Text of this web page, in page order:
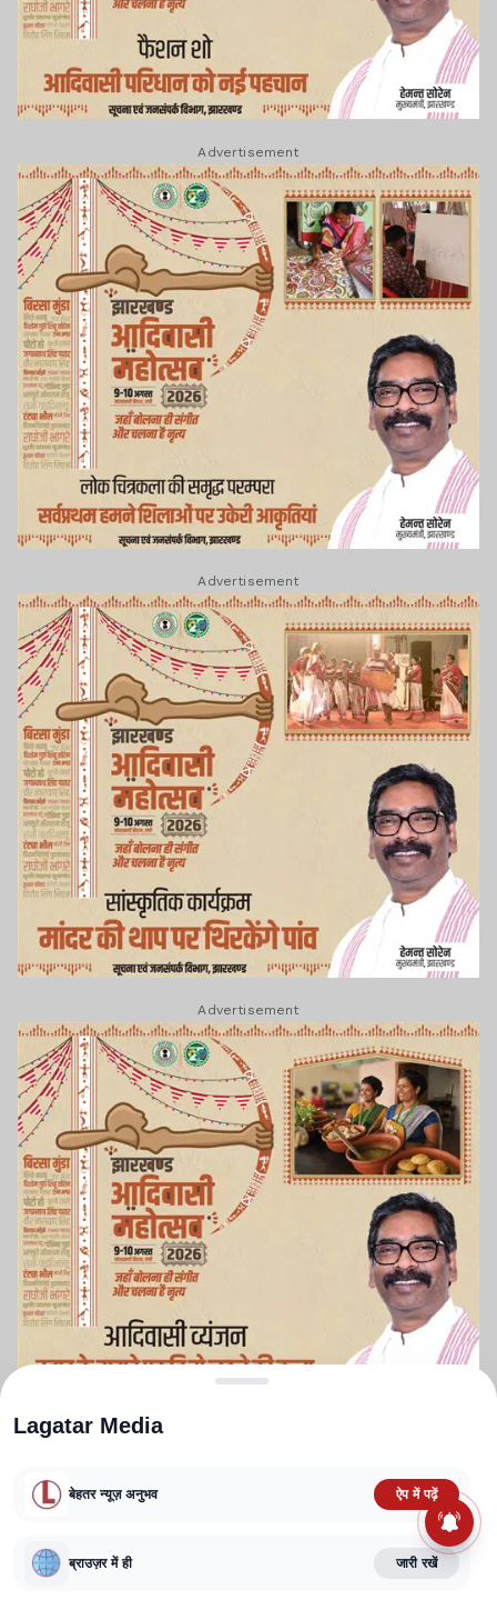
Advertisement
Advertisement
Advertisement
TERMS AND CONDITIONS
CORRECTIONS POLICY
FACT CHECKING POLICY
Lagatar Media Pvt. Ltd.
Lagatar Media
बेहतर न्यूज़ अनुभव ऐप में पढ़ें
ब्राउज़र में ही जारी रखें